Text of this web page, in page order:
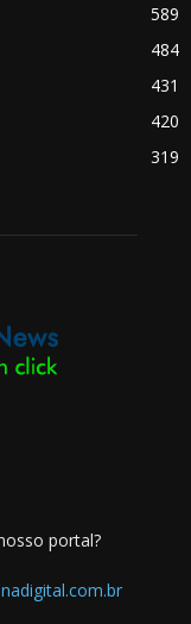
589
484
431
420
319
portal?